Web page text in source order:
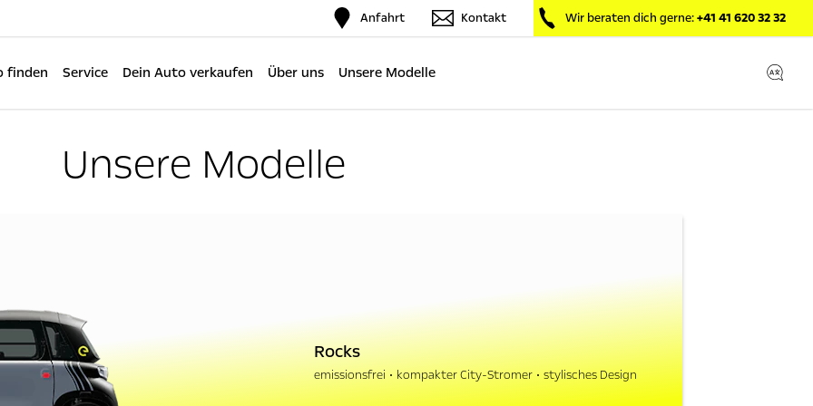
Anfahrt Kontakt Wir beraten dich gerne:+41 41 620 32 32
finden Service Dein Auto verkaufen Über uns Unsere Modelle
Unsere Modelle
Rocks
emissionsfrei kompakter City-Stromer stylisches Design